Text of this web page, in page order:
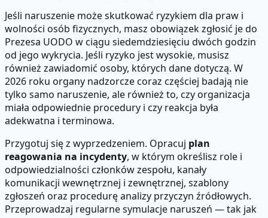
Jeśli naruszenie może skutkować ryzykiem dla praw i
wolności osób fizycznych, masz obowiązek zgłosić je do
Prezesa UODO w ciągu siedemdziesięciu dwóch godzin
od jego wykrycia. Jeśli ryzyko jest wysokie, musisz
również zawiadomić osoby, których dane dotyczą. W
2026 roku organy nadzorcze coraz częściej badają nie
tylko samo naruszenie, ale również to, czy organizacja
miała odpowiednie procedury i czy reakcja była
adekwatna i terminowa.
Przygotuj się z wyprzedzeniem. Opracuj plan
reagowania na incydenty, w którym określisz role i
odpowiedzialności członków zespołu, kanały
komunikacji wewnętrznej i zewnętrznej, szablony
zgłoszeń oraz procedurę analizy przyczyn źródłowych.
Przeprowadzaj regularne symulacje naruszeń — tak jak